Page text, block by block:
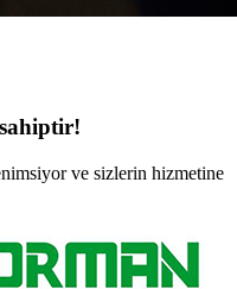
ve sizlerin hizmetine